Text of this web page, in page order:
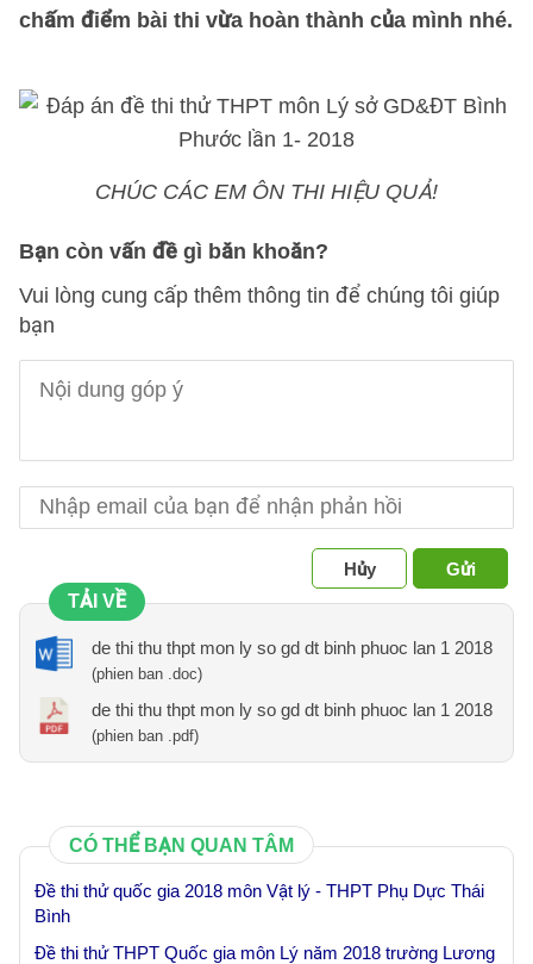
chấm điểm bài thi vừa hoàn thành của mình nhé.
CHÚC CÁC EM ÔN THI HIỆU QUẢ!
Bạn còn vấn đề gì băn khoăn?
Vui lòng cung cấp thêm thông tin để chúng tôi giúp
bạn
Hủy
Gửi
TẢI VỀ
de thi thu thpt mon ly so gd dt binh phuoc lan 1 2018
(phien ban .doc)
de thi thu thpt mon ly so gd dt binh phuoc lan 1 2018
(phien ban .pdf)
CÓ THỂ BẠN QUAN TÂM
Đề thi thử quốc gia 2018 môn Vật lý - THPT Phụ Dực Thái
Bình
Đề thi thử THPT Quốc gia môn Lý năm 2018 trường Lương